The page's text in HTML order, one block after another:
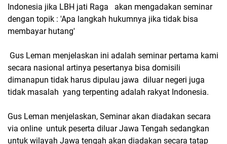
Indonesia jika LBH jati Raga akan mengadakan seminar
dengan topik : 'Apa langkah hukumnya jika tidak bisa
membayar hutang'
Gus Leman menjelaskan ini adalah seminar pertama kami
secara nasional artinya pesertanya bisa domisili
dimanapun tidak harus dipulau jawa diluar negeri juga
tidak masalah yang terpenting adalah rakyat Indonesia.
Gus Leman menjelaskan, Seminar akan diadakan secara
via online untuk peserta diluar Jawa Tengah sedangkan
untuk wilayah Jawa tengah akan diadakan secara tatap